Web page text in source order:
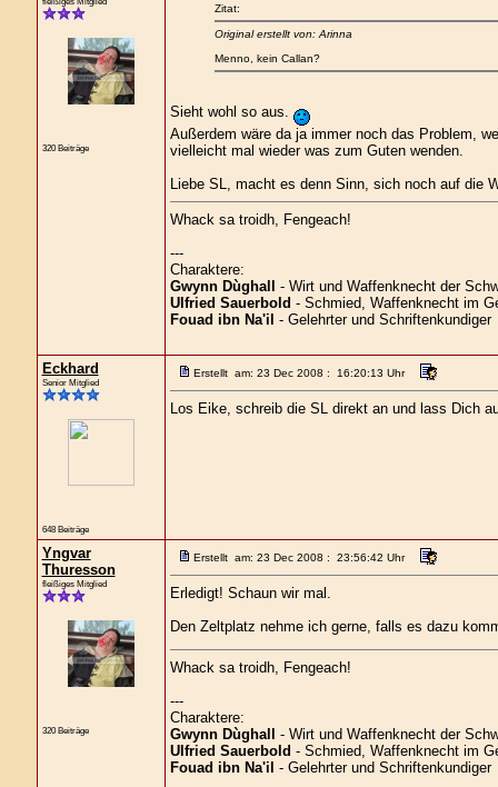
320 Beiträge
Zitat:
Original erstellt von: Arinna
Menno, kein Callan?
Sieht wohl so aus.
Außerdem wäre da ja immer noch das Problem,
vielleicht mal wieder was zum Guten wenden.
Liebe SL, macht es denn Sinn, sich noch auf die
Whack sa troidh, Fengeach!
---
Charaktere:
Gwynn Dùghall
- Wirt und Waffenknecht der
Ulfried Sauerbold - Schmied, Waffenknecht im
Fouad ibn Na'il - Gelehrter und Schriftenkundiger
Eckhard
Senior Mitglied
648 Beiträge
Erstellt am: 23 Dec 2008 : 16:20:13 Uhr
Los Eike, schreib die SL direkt an und lass Dich
Yngvar
Thuresson
fleißiges Mitglied
320 Beiträge
Erstellt am: 23 Dec 2008 : 23:56:42 Uhr
Erledigt! Schaun wir mal.
Den Zeltplatz nehme ich gerne, falls es dazu
Whack sa troidh, Fengeach!
---
Charaktere:
Gwynn Dùghall
- Wirt und Waffenknecht der
Ulfried Sauerbold - Schmied, Waffenknecht im
Fouad ibn Na'il - Gelehrter und Schriftenkundiger